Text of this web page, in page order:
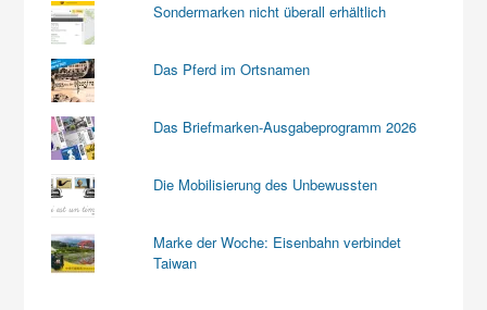
Sondermarken nicht überall erhältlich
Das Pferd im Ortsnamen
Das Briefmarken-Ausgabeprogramm 2026
Die Mobilisierung des Unbewussten
Marke der Woche: Eisenbahn verbindet
Taiwan